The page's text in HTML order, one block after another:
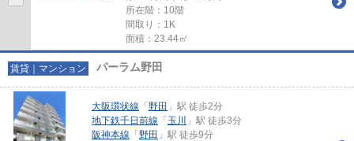
所在階：10階
間取り：1K
面積：23.44㎡
賃貸｜マンション パーラム野田
大阪環状線 「 野田 」駅 徒歩2分
地下鉄千日前線 「 玉川
」駅 徒歩3分
阪神本線 「 野田 」駅 徒歩9分